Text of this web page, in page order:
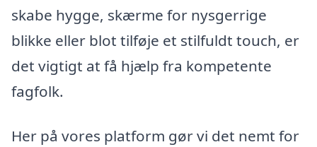
skabe hygge, skærme for nysgerrige
blikke eller blot tilføje et stilfuldt touch, er
det vigtigt at få hjælp fra kompetente
fagfolk.
Her på vores platform gør vi det nemt for